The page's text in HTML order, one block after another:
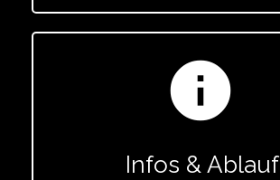
info
Infos & Ablauf